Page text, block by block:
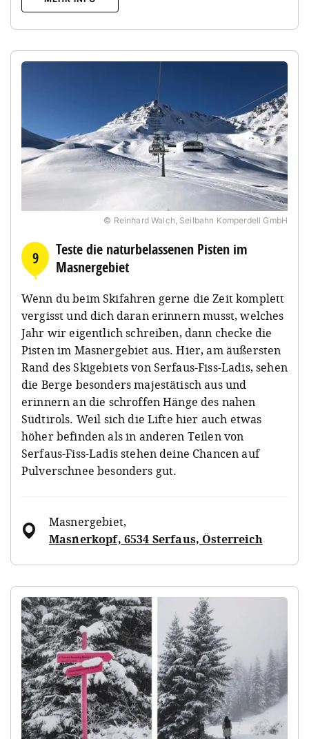
© Reinhard Walch, Seilbahn Komperdell GmbH
9
Teste die naturbelassenen Pisten im
Masnergebiet
Wenn du beim Skifahren gerne die Zeit komplett
vergisst und dich daran erinnern musst, welches
Jahr wir eigentlich schreiben, dann checke die
Pisten im Masnergebiet aus. Hier, am äußersten
Rand des Skigebiets von Serfaus-Fiss-Ladis, sehen
die Berge besonders majestätisch aus und
erinnern an die schroffen Hänge des nahen
Südtirols. Weil sich die Lifte hier auch etwas
höher befinden als in anderen Teilen von
Serfaus-Fiss-Ladis stehen deine Chancen auf
Pulverschnee besonders gut.
Masnergebiet,
Masnerkopf, 6534 Serfaus, Österreich